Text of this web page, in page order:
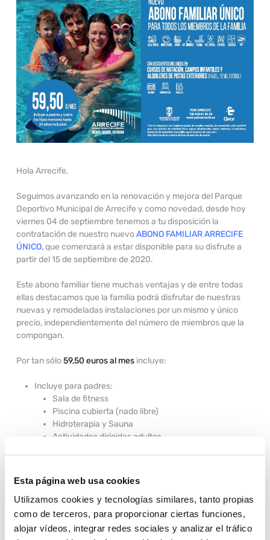
Esta página web usa cookies
Utilizamos cookies y tecnologías similares, tanto propias
como de terceros, para proporcionar ciertas funciones,
alojar vídeos, integrar redes sociales y analizar el tráfico
Hola Arrecife,
Seguimos avanzando en la renovación y mejora del Parque
Deportivo Municipal de Arrecife y como novedad, desde hoy
viernes 04 de septiembre tenemos a tu disposición la
contratación de nuestro nuevoABONO FAMILIAR ARRECIFE
ÚNICO,que comenzará a estar disponible para su disfrute a
partir del15 de septiembre de 2020.
Este abono familiar tiene muchas ventajas y de entre todas
ellas destacamos que la familia podrá disfrutar de nuestras
nuevas y remodeladas instalaciones por un mismo y único
precio, independientemente del número de miembros que la
compongan.
Por tan sólo59,50 euros al mes incluye:
Incluye para padres:
Sala de fitness
Piscina cubierta (nado libre)
Hidroterapia y Sauna
Actividades dirigidas adultos
Descuento en cursos de natación adulto
Descuento en alquileres de pistas exteriores (pádel,
tenis, fútbol)
Incluye para niños:
Actividades dirigidas infantiles en sala (Consultar